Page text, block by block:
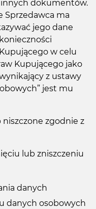
dokumentów.
Sprzedawca ma
jego dane
w celu
Kupującego jako
z ustawy
jest mu
zgodnie z
lub zniszczeniu
danych
danych osobowych